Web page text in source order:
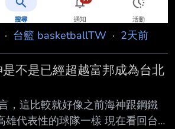
· 台籃 basketballTW · 2天前
不是已經超越富邦成為台北
，這比較就好像之前海神跟鋼鐵
雄代表性的球隊一樣 現在看回台